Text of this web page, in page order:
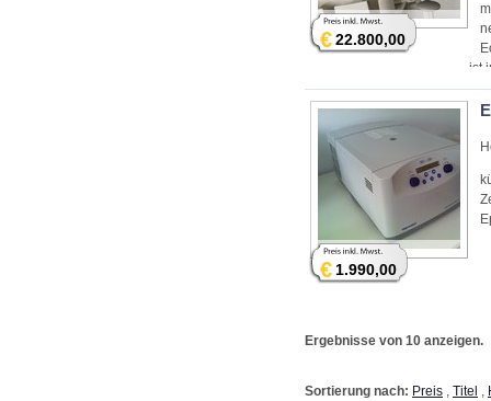
ist
€22.800,00
€1.990,00
Ergebnisse von 10 anzeigen.
Sortierung nach: Preis , Titel ,